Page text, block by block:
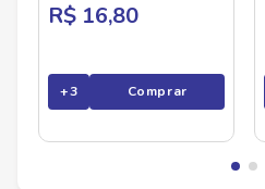
R$ 16,80
+3 Comprar